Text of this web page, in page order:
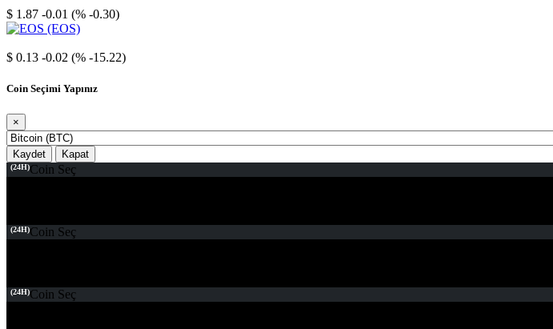
$ 1.87 -0.01 (% -0.30)
$ 0.13 -0.02 (% -15.22)
Coin Seçimi Yapınız
×
Kaydet Kapat
(24H)Coin Seç
(24H)Coin Seç
(24H)Coin Seç